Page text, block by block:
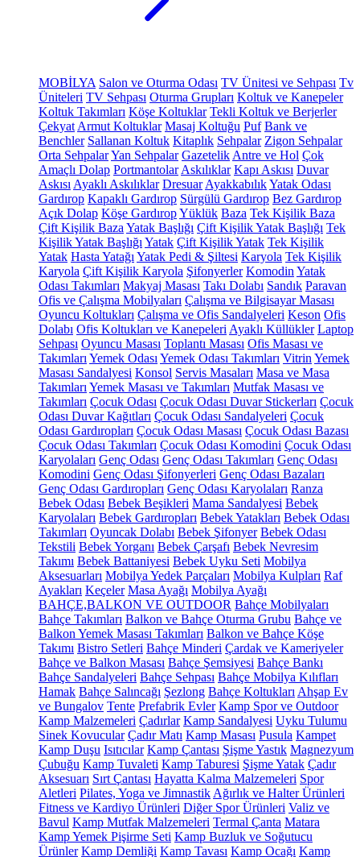
MOBİLYA Salon ve Oturma Odası TV Ünitesi ve Sehpası Tv
Üniteleri TV Sehpası Oturma Grupları Koltuk ve Kanepeler
Koltuk Takımları Köşe Koltuklar Tekli Koltuk ve Berjerler
Çekyat Armut Koltuklar Masaj Koltuğu Puf Bank ve
Benchler Sallanan Koltuk Kitaplık Sehpalar Zigon Sehpalar
Orta SehpalarYan Sehpalar Gazetelik Antre ve Hol Çok
Amaçlı Dolap Portmantolar Askılıklar Kapı Askısı Duvar
Askısı Ayaklı Askılıklar Dresuar AyakkabılıkYatak Odası
Gardırop Kapaklı Gardırop Sürgülü Gardırop Bez Gardırop
Açık Dolap Köşe GardıropYüklük Baza Tek Kişilik Baza
Çift Kişilik Baza Yatak Başlığı Çift Kişilik Yatak Başlığı Tek
Kişilik Yatak Başlığı Yatak Çift Kişilik Yatak Tek Kişilik
Yatak Hasta Yatağı Yatak Pedi & Şiltesi Karyola Tek Kişilik
Karyola Çift Kişilik Karyola Şifonyerler Komodin Yatak
Odası Takımları Makyaj Masası Takı Dolabı Sandık Paravan
Ofis ve Çalışma Mobilyaları Çalışma ve Bilgisayar Masası
Oyuncu Koltukları Çalışma ve Ofis Sandalyeleri Keson Ofis
Dolabı Ofis Koltukları ve Kanepeleri Ayaklı Küllükler Laptop
Sehpası Oyuncu Masası Toplantı Masası Ofis Masası ve
Takımları Yemek Odası Yemek Odası Takımları Vitrin Yemek
Masası Sandalyesi Konsol Servis Masaları Masa ve Masa
Takımları Yemek Masası ve Takımları Mutfak Masası ve
Takımları Çocuk Odası Çocuk Odası Duvar Stickerları Çocuk
Odası Duvar Kağıtları Çocuk Odası Sandalyeleri Çocuk
Odası Gardıropları Çocuk Odası Masası Çocuk Odası Bazası
Çocuk Odası Takımları Çocuk Odası Komodini Çocuk Odası
Karyolaları Genç Odası Genç Odası Takımları Genç Odası
Komodini Genç Odası Şifonyerleri Genç Odası Bazaları
Genç Odası Gardıropları Genç Odası Karyolaları Ranza
Bebek Odası Bebek Beşikleri Mama Sandalyesi Bebek
Karyolaları Bebek Gardıropları Bebek Yatakları Bebek Odası
Takımları Oyuncak Dolabı Bebek Şifonyer Bebek Odası
Tekstili Bebek Yorganı Bebek Çarşafı Bebek Nevresim
Takımı Bebek Battaniyesi Bebek Uyku Seti Mobilya
Aksesuarları Mobilya Yedek Parçaları Mobilya Kulpları Raf
Ayakları Keçeler Masa Ayağı Mobilya Ayağı
BAHÇE,BALKON VE OUTDOOR Bahçe Mobilyaları
Bahçe Takımları Balkon ve Bahçe Oturma Grubu Bahçe ve
Balkon Yemek Masası Takımları Balkon ve Bahçe Köşe
Takımı Bistro Setleri Bahçe Minderi Çardak ve Kameriyeler
Bahçe ve Balkon Masası Bahçe Şemsiyesi Bahçe Bankı
Bahçe Sandalyeleri Bahçe Sehpası Bahçe Mobilya Kılıfları
Hamak Bahçe Salıncağı Şezlong Bahçe Koltukları Ahşap Ev
ve Bungalov Tente Prefabrik Evler Kamp Spor ve Outdoor
Kamp Malzemeleri Çadırlar Kamp Sandalyesi Uyku Tulumu
Sinek Kovucular Çadır Matı Kamp Masası Pusula Kampet
Kamp Duşu Isıtıcılar Kamp Çantası Şişme Yastık Magnezyum
Çubuğu Kamp Tuvaleti Kamp Taburesi Şişme Yatak Çadır
Aksesuarı Sırt Çantası Hayatta Kalma Malzemeleri Spor
Aletleri Pilates, Yoga ve Jimnastik Ağırlık ve Halter Ürünleri
Fitness ve Kardiyo Ürünleri Diğer Spor Ürünleri Valiz ve
Bavul Kamp Mutfak Malzemeleri Termal Çanta Matara
Kamp Yemek Pişirme Seti Kamp Buzluk ve Soğutucu
Ürünler Kamp Demliği Kamp Tavası Kamp Ocağı Kamp